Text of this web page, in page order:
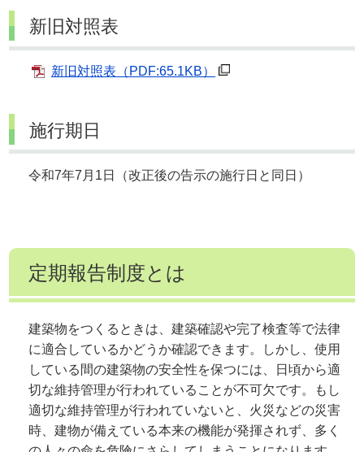
新旧対照表
新旧対照表 （PDF:65.1KB）
施行期日
令和7年7月1日（改正後の告示の施行日と同日）
定期報告制度とは
建築物をつくるときは、建築確認や完了検査等で法律
に適合しているかどうか確認できます。しかし、使用
している間の建築物の安全性を保つには、日頃から適
切な維持管理が行われていることが不可欠です。もし
適切な維持管理が行われていないと、火災などの災害
時、建物が備えている本来の機能が発揮されず、多く